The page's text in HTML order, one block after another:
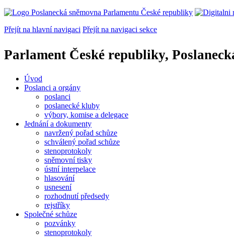
Přejít na hlavní navigaci Přejít na navigaci sekce
Parlament České republiky,
Úvod
Poslanci a orgány
poslanci
poslanecké kluby
výbory, komise a delegace
Jednání a dokumenty
navržený pořad schůze
schválený pořad schůze
stenoprotokoly
sněmovní tisky
ústní interpelace
hlasování
usnesení
rozhodnutí předsedy
rejstříky
Společné schůze
pozvánky
stenoprotokoly